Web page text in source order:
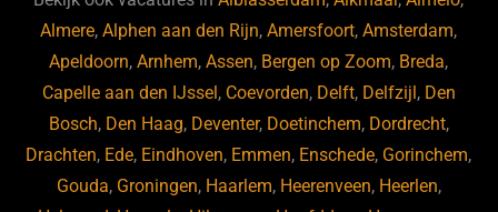
o
o
k
n
Almere,Alphen aan den Rijn,Amersfoort,Amsterdam,
Apeldoorn,Arnhem,Assen, Bergen op Zoom, Breda,
Capelle aan den IJssel, Coevorden, Delft, Delfzijl, Den
Bosch, Den Haag, Deventer, Doetinchem, Dordrecht,
Drachten, Ede, Eindhoven, Emmen, Enschede, Gorinchem,
Gouda, Groningen, Haarlem, Heerenveen, Heerlen,